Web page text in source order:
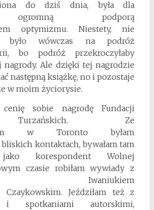
do dziś dnia, była dla
podporą
optymizmu. Niestety, nie
wówczas na podróż
bo podróż przekroczyłaby
nagrody. Ale dzięki tej nagrodzie
następną książkę, no i pozostaje
w moim życiorysie.
cenię sobie nagrodę Fundacji
Ze
w Toronto byłam
kontaktach, bywałam tam
jako korespondent Wolnej
czasie robiłam wywiady z
Iwaniukiem
Czaykowskim. Jeździłam też z
i spotkaniami autorskimi,